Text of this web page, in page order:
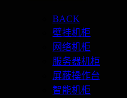
BACK
壁挂机柜
网络机柜
服务器机柜
屏蔽操作台
智能机柜